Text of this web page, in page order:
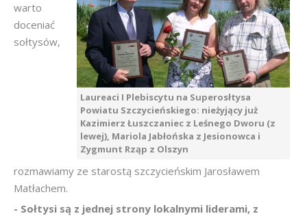
Laureaci I Plebiscytu na Superosłtysa
Powiatu Szczycieńskiego: nieżyjący już
Kazimierz Łuszczaniec z Leśnego Dworu (z
lewej), Mariola Jabłońska z Jesionowca i
Zygmunt Rząp z Olszyn
warto
doceniać
sołtysów,
rozmawiamy ze starostą szczycieńskim Jarosławem
Matłachem.
- Sołtysi są z jednej strony lokalnymi liderami, z